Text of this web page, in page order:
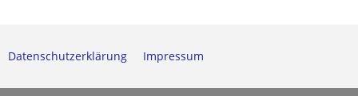
Datenschutzerklärung Impressum